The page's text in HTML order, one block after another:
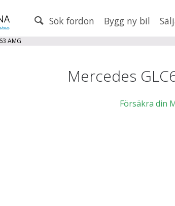
Sök fordon Bygg ny bil
AMG
Mercedes
Försäkra din